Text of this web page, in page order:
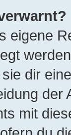
eigene
dir
der
mit